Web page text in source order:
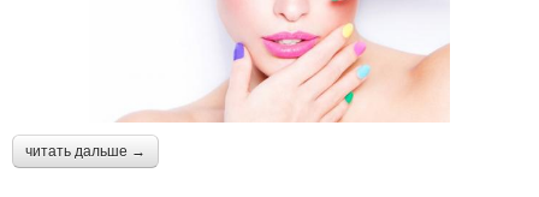
читать дальше →